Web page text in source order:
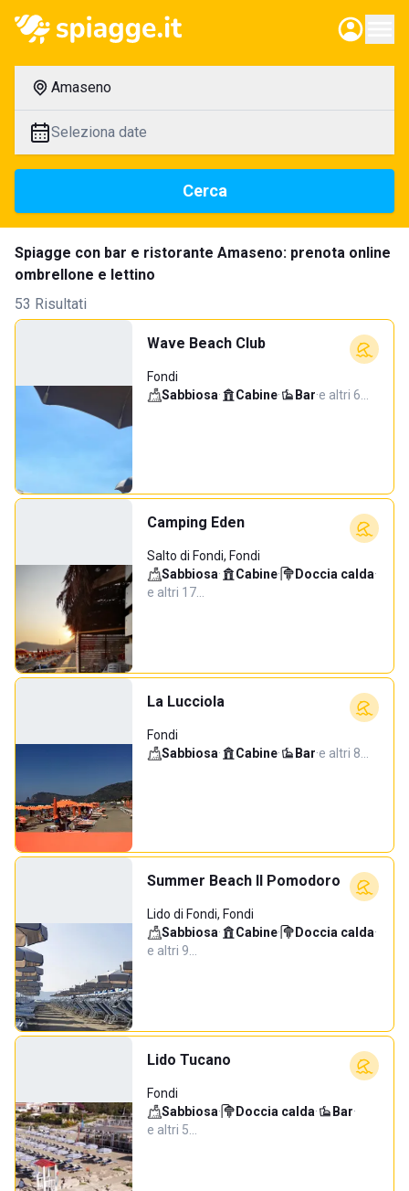
Amaseno
Seleziona date
Cerca
Spiagge con bar e ristorante Amaseno: prenota online
ombrellone e lettino
53 Risultati
Wave Beach Club
Fondi
Sabbiosa· Cabine· Bar·e altri 6…
Camping Eden
Salto di Fondi, Fondi
Sabbiosa· Cabine· Doccia calda·
e altri 17…
La Lucciola
Fondi
Sabbiosa· Cabine· Bar·e altri 8…
Summer Beach Il Pomodoro
Lido di Fondi, Fondi
Sabbiosa· Cabine· Doccia calda·
e altri 9…
Lido Tucano
Fondi
Sabbiosa· Doccia calda· Bar·
e altri 5…